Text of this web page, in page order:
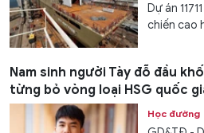
Dự án
chiến cao
Nam sinh người Tày đỗ đầu
từng bỏ vòng loại HSG quốc
Học đường